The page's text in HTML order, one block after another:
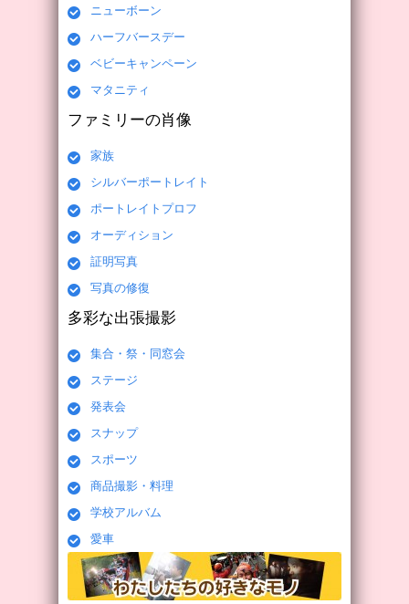
ニューボーン
ハーフバースデー
ベビーキャンペーン
マタニティ
ファミリーの肖像
家族
シルバーポートレイト
ポートレイトプロフ
オーディション
証明写真
写真の修復
多彩な出張撮影
集合・祭・同窓会
ステージ
発表会
スナップ
スポーツ
商品撮影・料理
学校アルバム
愛車